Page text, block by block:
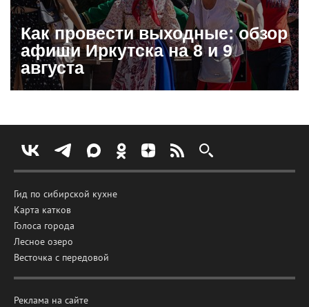
Как провести выходные: обзор
афиши Иркутска на 8 и 9
августа
Гид по сибирской кухне
Карта катков
Голоса города
Лесное озеро
Весточка с передовой
Реклама на сайте